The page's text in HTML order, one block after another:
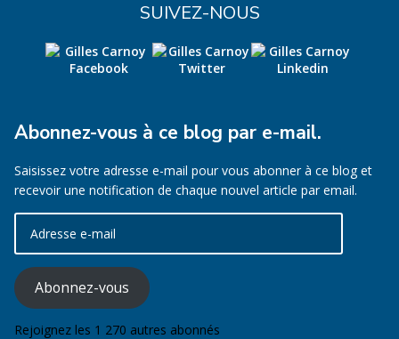
SUIVEZ-NOUS
Abonnez-vous à ce blog par e-mail.
Saisissez votre adresse e-mail pour vous abonner à ce blog et
recevoir une notification de chaque nouvel article par email.
Adresse
mail
Abonnez-vous
Rejoignez les 1 270 autres abonnés